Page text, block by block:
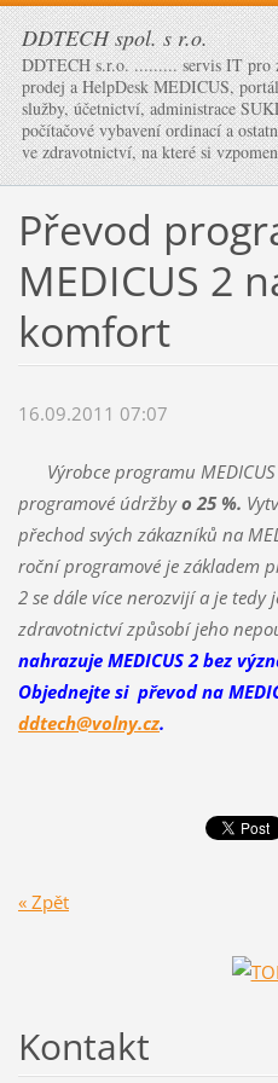
DDTECH spol. s r.o.
DDTECH s.r.o. ......... servis IT pro
prodej a HelpDesk MEDICUS,
služby, účetnictví, administrace
počítačové vybavení ordinací a
ve zdravotnictví, na které si
Převod
MEDICUS 2
komfort
16.09.2011 07:07
Výrobce programu
programové údržbyo 25 %.
přechod svých zákazníků na
roční programové je základem
2 se dále více nerozvijí a je tedy
zdravotnictví způsobí jeho
nahrazuje MEDICUS 2 bez
Objednejte si převod na
ddtech@volny.cz.
« Zpět
Kontakt